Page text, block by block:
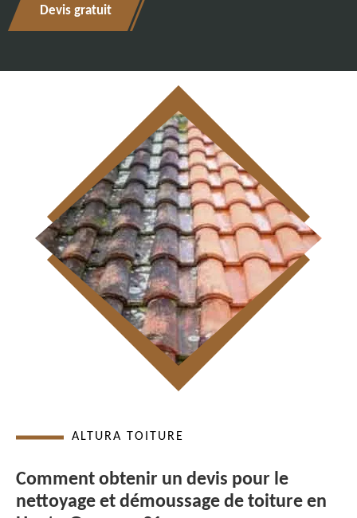
Devis gratuit
ALTURA TOITURE
Comment obtenir un devis pour le
nettoyage et démoussage de toiture en